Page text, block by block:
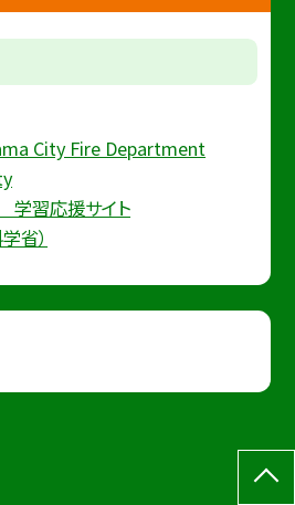
City Fire Department
習応援サイト
省）